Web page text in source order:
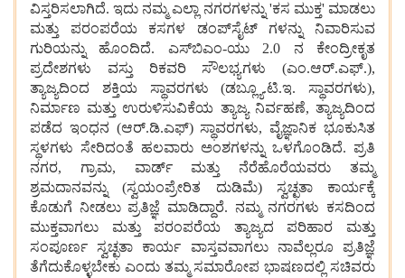
ವಿಸ್ತರಿಸಲಾಗಿದೆ. ಇದು ನಮ್ಮ ಎಲ್ಲಾ ನಗರಗಳನ್ನು 'ಕಸ ಮುಕ್ತ' ಮಾಡಲು
ಮತ್ತು ಪರಂಪರೆಯ ಕಸಗಳ ಡಂಪ್‌ಸೈಟ್‌ ಗಳನ್ನು ನಿವಾರಿಸುವ
ಗುರಿಯನ್ನು ಹೊಂದಿದೆ. ಎಸ್‌ಬಿಎಂ-ಯು 2.0 ನ ಕೇಂದ್ರೀಕೃತ
ಪ್ರದೇಶಗಳು ವಸ್ತು ರಿಕವರಿ ಸೌಲಭ್ಯಗಳು (ಎಂ.ಆರ್.ಎಫ್.),
ತ್ಯಾಜ್ಯದಿಂದ ಶಕ್ತಿಯ ಸ್ಥಾವರಗಳು (ಡಬ್ಲ್ಯೂ.ಟಿ.ಇ. ಸ್ಥಾವರಗಳು),
ನಿರ್ಮಾಣ ಮತ್ತು ಉರುಳಿಸುವಿಕೆಯ ತ್ಯಾಜ್ಯ ನಿರ್ವಹಣೆ, ತ್ಯಾಜ್ಯದಿಂದ
ಪಡೆದ ಇಂಧನ (ಆರ್.ಡಿ.ಎಫ್) ಸ್ಥಾವರಗಳು, ವೈಜ್ಞಾನಿಕ ಭೂಕುಸಿತ
ಸ್ಥಳಗಳು ಸೇರಿದಂತೆ ಹಲವಾರು ಅಂಶಗಳನ್ನು ಒಳಗೊಂಡಿದೆ. ಪ್ರತಿ
ನಗರ, ಗ್ರಾಮ, ವಾರ್ಡ್ ಮತ್ತು ನೆರೆಹೊರೆಯವರು ತಮ್ಮ
ಶ್ರಮದಾನವನ್ನು (ಸ್ವಯಂಪ್ರೇರಿತ ದುಡಿಮೆ) ಸ್ವಚ್ಛತಾ ಕಾರ್ಯಕ್ಕೆ
ಕೊಡುಗೆ ನೀಡಲು ಪ್ರತಿಜ್ಞೆ ಮಾಡಿದ್ದಾರೆ. ನಮ್ಮ ನಗರಗಳು ಕಸದಿಂದ
ಮುಕ್ತವಾಗಲು ಮತ್ತು ಪರಂಪರೆಯ ತ್ಯಾಜ್ಯದ ಪರಿಹಾರ ಮತ್ತು
ಸಂಪೂರ್ಣ ಸ್ವಚ್ಛತಾ ಕಾರ್ಯ ವಾಸ್ತವವಾಗಲು ನಾವೆಲ್ಲರೂ ಪ್ರತಿಜ್ಞೆ
ತೆಗೆದುಕೊಳ್ಳಬೇಕು ಎಂದು ತಮ್ಮ ಸಮಾರೋಪ ಭಾಷಣದಲ್ಲಿ ಸಚಿವರು